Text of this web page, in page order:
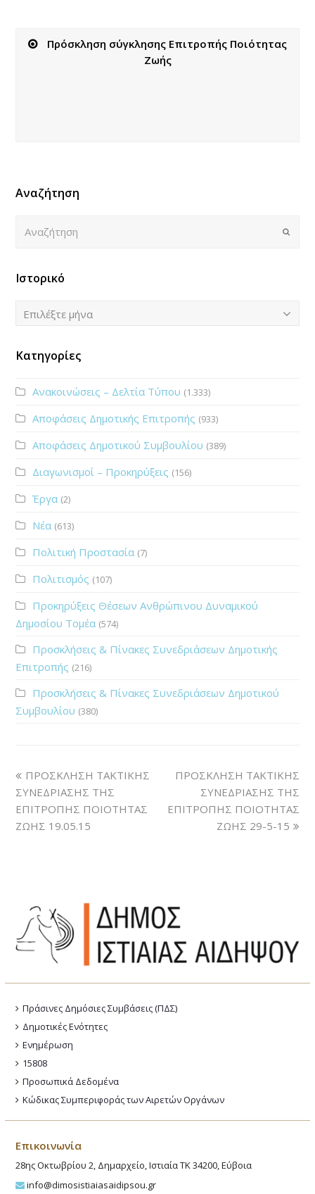
Πρόσκληση σύγκλησης Επιτροπής Ποιότητας
Ζωής
Αναζήτηση
Submit
Ιστορικό
Ιστορικό
Επιλέξτε μήνα
Κατηγορίες
Ανακοινώσεις – Δελτία Τύπου (1.333)
Αποφάσεις Δημοτικής Επιτροπής (933)
Αποφάσεις Δημοτικού Συμβουλίου (389)
Διαγωνισμοί – Προκηρύξεις (156)
Έργα (2)
Νέα (613)
Πολιτική Προστασία (7)
Πολιτισμός (107)
Προκηρύξεις Θέσεων Ανθρώπινου Δυναμικού
Δημοσίου Τομέα (574)
Προσκλήσεις & Πίνακες Συνεδριάσεων Δημοτικής
Επιτροπής (216)
Προσκλήσεις & Πίνακες Συνεδριάσεων Δημοτικού
Συμβουλίου (380)
ΠΡΟΣΚΛΗΣΗ ΤΑΚΤΙΚΗΣ
ΣΥΝΕΔΡΙΑΣΗΣ ΤΗΣ
ΕΠΙΤΡΟΠΗΣ ΠΟΙΟΤΗΤΑΣ
ΖΩΗΣ 19.05.15
ΠΡΟΣΚΛΗΣΗ ΤΑΚΤΙΚΗΣ
ΣΥΝΕΔΡΙΑΣΗΣ ΤΗΣ
ΕΠΙΤΡΟΠΗΣ ΠΟΙΟΤΗΤΑΣ
ΖΩΗΣ 29-5-15
Πράσινες Δημόσιες Συμβάσεις (ΠΔΣ)
Δημοτικές Ενότητες
Ενημέρωση
15808
Προσωπικά Δεδομένα
Κώδικας Συμπεριφοράς των Αιρετών Οργάνων
Επικοινωνία
28ης Οκτωβρίου 2, Δημαρχείο, Ιστιαία ΤΚ 34200, Εύβοια
info@dimosistiaiasaidipsou.gr